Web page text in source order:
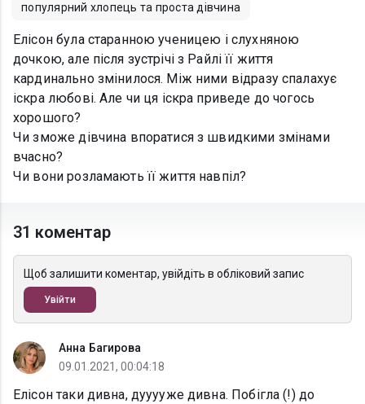
популярний хлопець та проста дівчина
Елісон була старанною ученицею і слухняною
дочкою, але після зустрічі з Райлі її життя
кардинально змінилося. Між ними відразу спалахує
іскра любові. Але чи ця іскра приведе до чогось
хорошого?
Чи зможе дівчина впоратися з швидкими змінами
вчасно?
Чи вони розламають її життя навпіл?
31 коментар
Щоб залишити коментар, увійдіть в обліковий запис
Увійти
Анна Багирова
09.01.2021, 00:04:18
Елісон таки дивна, дууууже дивна. Побігла (!) до